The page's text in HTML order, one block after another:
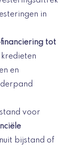
in
tot
en
voor
bijstand of